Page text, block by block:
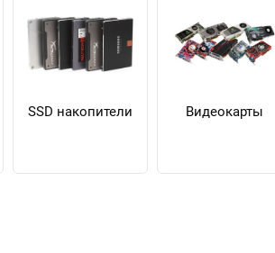
SSD накопители Видеокарты